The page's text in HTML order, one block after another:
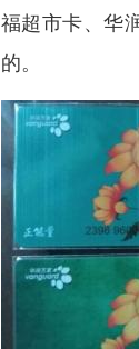
福超市卡、华
的。